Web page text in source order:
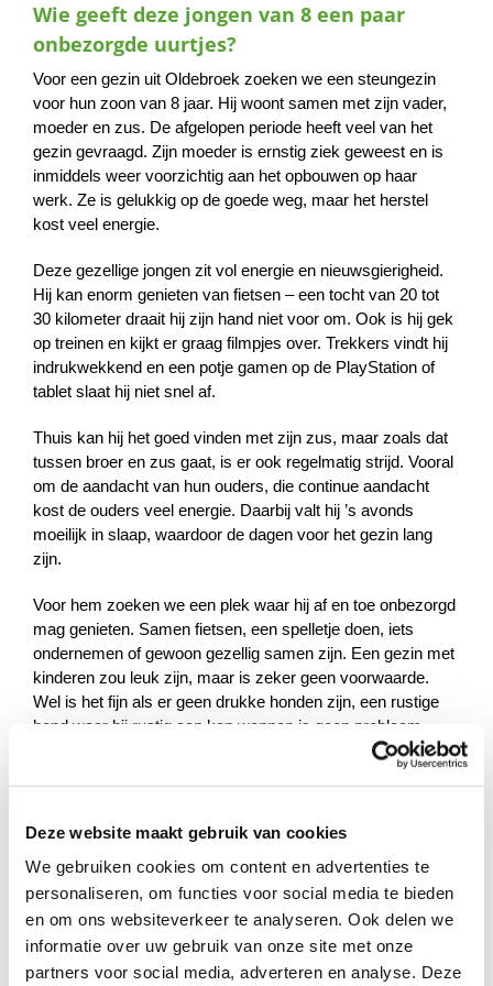
Deze website maakt gebruik van cookies
We gebruiken cookies om content en advertenties te
personaliseren, om functies voor social media te bieden
en om ons websiteverkeer te analyseren. Ook delen we
informatie over uw gebruik van onze site met onze
partners voor social media, adverteren en analyse. Deze
naar:
Wie geeft deze jongen van 8 een paar
onbezorgde uurtjes?
Voor een gezin uit Oldebroek zoeken we een steungezin
voor hun zoon van 8 jaar. Hij woont samen met zijn vader,
moeder en zus. De afgelopen periode heeft veel van het
gezin gevraagd. Zijn moeder is ernstig ziek geweest en is
inmiddels weer voorzichtig aan het opbouwen op haar
werk. Ze is gelukkig op de goede weg, maar het herstel
kost veel energie.
Deze gezellige jongen zit vol energie en nieuwsgierigheid.
Hij kan enorm genieten van fietsen – een tocht van 20 tot
30 kilometer draait hij zijn hand niet voor om. Ook is hij gek
op treinen en kijkt er graag filmpjes over. Trekkers vindt hij
indrukwekkend en een potje gamen op de PlayStation of
tablet slaat hij niet snel af.
Thuis kan hij het goed vinden met zijn zus, maar zoals dat
tussen broer en zus gaat, is er ook regelmatig strijd. Vooral
om de aandacht van hun ouders, die continue aandacht
kost de ouders veel energie. Daarbij valt hij ’s avonds
moeilijk in slaap, waardoor de dagen voor het gezin lang
zijn.
Voor hem zoeken we een plek waar hij af en toe onbezorgd
mag genieten. Samen fietsen, een spelletje doen, iets
ondernemen of gewoon gezellig samen zijn. Een gezin met
kinderen zou leuk zijn, maar is zeker geen voorwaarde.
Wel is het fijn als er geen drukke honden zijn, een rustige
hond waar hij rustig aan kan wennen is geen probleem.
Een paar uurtjes aandacht kunnen voor deze jongen én zijn
Laten jullie hem ervaren hoe fijn het is om ergens gewoon
welkom te zijn?
Profiel steungezin